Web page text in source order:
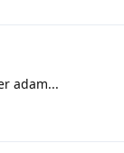
adam...